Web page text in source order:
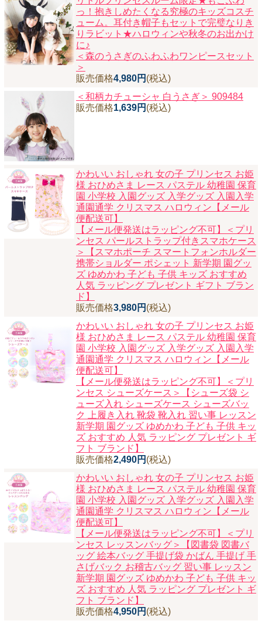
っ！抱きしめたくなる究極のキッズコスチ
ューム。耳付き帽子もセットで完璧なりき
りラビット★ハロウィンや秋冬のお出かけ
に♪
＜森のうさぎのふわふわワンピースセット
＞
販売価格4,980円 (税込)
＜和柄カチューシャ 白うさぎ＞ 909484
販売価格1,639円 (税込)
かわいい おしゃれ 女の子 プリンセス お姫
様 おひめさま レース パステル 幼稚園 保育
園 小学校 入園グッズ 入学グッズ 入園入学
通園通学 クリスマス ハロウィン【メール
便配送可】
【メール便発送はラッピング不可】＜プリ
ンセス パールストラップ付きスマホケース
＞【スマホポーチ スマートフォンホルダー
携帯ショルダー ポシェット 新学期 園グッ
ズ ゆめかわ 子ども 子供 キッズ おすすめ
人気 ラッピング プレゼント ギフト ブラン
ド】
販売価格3,980円 (税込)
かわいい おしゃれ 女の子 プリンセス お姫
様 おひめさま レース パステル 幼稚園 保育
園 小学校 入園グッズ 入学グッズ 入園入学
通園通学 クリスマス ハロウィン【メール
便配送可】
【メール便発送はラッピング不可】＜プリ
ンセス シューズケース＞【シューズ袋 シ
ューズ入れ シューズケース シューズバッ
ク 上履き入れ 靴袋 靴入れ 習い事 レッスン
新学期 園グッズ ゆめかわ 子ども 子供 キッ
ズ おすすめ 人気 ラッピング プレゼント ギ
フト ブランド】
販売価格2,490円 (税込)
かわいい おしゃれ 女の子 プリンセス お姫
様 おひめさま レース パステル 幼稚園 保育
園 小学校 入園グッズ 入学グッズ 入園入学
通園通学 クリスマス ハロウィン【メール
便配送可】
【メール便発送はラッピング不可】＜プリ
ンセス レッスンバッグ＞【図書袋 図書バ
ッグ 絵本バッグ 手提げ袋 かばん 手提げ 手
さげバック お稽古バッグ 習い事 レッスン
新学期 園グッズ ゆめかわ 子ども 子供 キッ
ズ おすすめ 人気 ラッピング プレゼント ギ
フト ブランド】
販売価格4,950円 (税込)